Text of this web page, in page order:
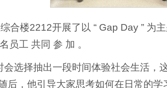
合楼2212开展了以 “ Gap Day ”
员工 共同 参 加 。
选择抽出一段时间体验社会生活，
，他引导大家思考如何在日常的